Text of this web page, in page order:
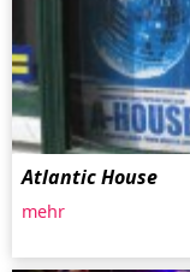
Atlantic House
mehr